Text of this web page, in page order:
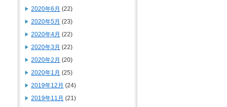
2020年6月 (22)
2020年5月 (23)
2020年4月 (22)
2020年3月 (22)
2020年2月 (20)
2020年1月 (25)
2019年12月 (24)
2019年11月 (21)